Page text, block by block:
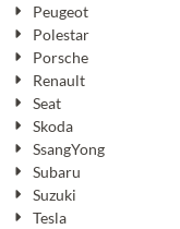
Peugeot
Polestar
Porsche
Renault
Seat
Skoda
SsangYong
Subaru
Suzuki
Tesla